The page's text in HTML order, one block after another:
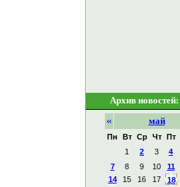
Архив
« май
Пн Вт Ср Чт Пт
1
2 3 4
7
8 9 10 11
14
15 16 17 18